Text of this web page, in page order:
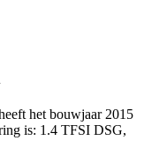
het bouwjaar 2015
is: 1.4 TFSI DSG,